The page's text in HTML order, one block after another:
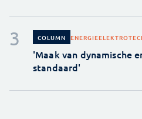
COLUMN ENERGIE
'Maak van dynamische
standaard'